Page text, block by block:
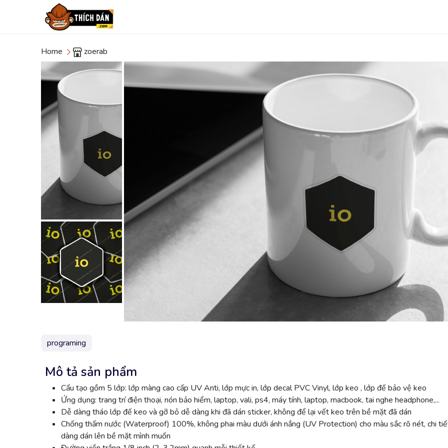
Home zoerab
programing
Mô tả sản phẩm
Cấu tạo gồm 5 lớp: lớp màng cao cấp UV Anti, lớp mực in, lớp decal PVC Vinyl, lớp keo , lớp đế bảo vệ keo
Ứng dụng: trang trí điện thoại, nón bảo hiểm, laptop, vali, ps4, máy tính, laptop, macbook, tai nghe headphone,...
Dễ dàng tháo lớp đế keo và gỡ bỏ dễ dàng khi đã dán sticker, không để lại vết keo trên bề mặt đã dán
Chống thấm nước (Waterproof) 100%, không phai màu dưới ánh nắng (UV Protection) cho màu sắc rõ nét, chi
dàng dán lên bề mặt mình muốn